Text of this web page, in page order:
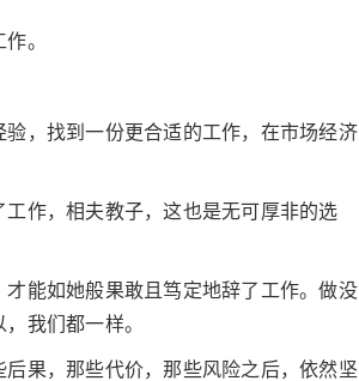
。
，找到一份更合适的工作，在市场经济
作，相夫教子，这也是无可厚非的选
能如她般果敢且笃定地辞了工作。做没
我们都一样。
果，那些代价，那些风险之后，依然坚